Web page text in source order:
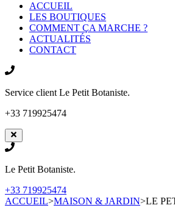
ACCUEIL
LES BOUTIQUES
COMMENT ÇA MARCHE ?
ACTUALITÉS
CONTACT
Service client Le Petit Botaniste.
+33 719925474
Le Petit Botaniste.
+33 719925474
ACCUEIL>MAISON & JARDIN>LE